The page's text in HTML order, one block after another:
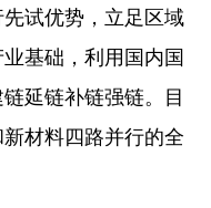
试优势，立足区域
基础，利用国内国
延链补链强链。目
材料四路并行的全